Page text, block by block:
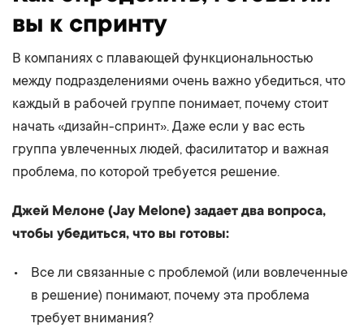
вы к спринту
В компаниях с плавающей функциональностью
между подразделениями очень важно убедиться, что
каждый в рабочей группе понимает, почему стоит
начать «дизайн-спринт». Даже если у вас есть
группа увлеченных людей, фасилитатор и важная
проблема, по которой требуется решение.
Джей Мелоне (Jay Melone) задает два вопроса,
чтобы убедиться, что вы готовы:
Все ли связанные с проблемой (или вовлеченные
в решение) понимают, почему эта проблема
требует внимания?